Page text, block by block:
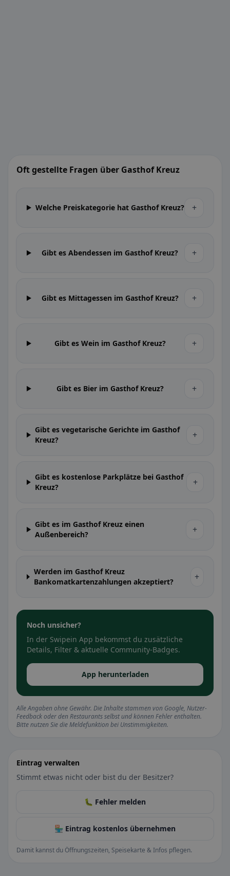
Oft gestellte Fragen über Gasthof Kreuz
Welche Preiskategorie hat Gasthof Kreuz? +
Gibt es Abendessen im Gasthof Kreuz? +
Gibt es Mittagessen im Gasthof Kreuz? +
Gibt es Wein im Gasthof Kreuz? +
Gibt es Bier im Gasthof Kreuz? +
Gibt es vegetarische Gerichte im Gasthof
Kreuz?
+
Gibt es kostenlose Parkplätze bei Gasthof
Kreuz?
+
Gibt es im Gasthof Kreuz einen
Außenbereich?
+
Werden im Gasthof Kreuz
Bankomatkartenzahlungen akzeptiert?
+
Noch unsicher?
In der Swipein App bekommst du zusätzliche
Details, Filter & aktuelle Community-Badges.
App herunterladen
Alle Angaben ohne Gewähr. Die Inhalte stammen von Google, Nutzer-
Feedback oder den Restaurants selbst und können Fehler enthalten.
Bitte nutzen Sie die Meldefunktion bei Unstimmigkeiten.
Eintrag verwalten
Stimmt etwas nicht oder bist du der Besitzer?
🐛 Fehler melden
🏪 Eintrag kostenlos übernehmen
Damit kannst du Öffnungszeiten, Speisekarte & Infos pflegen.